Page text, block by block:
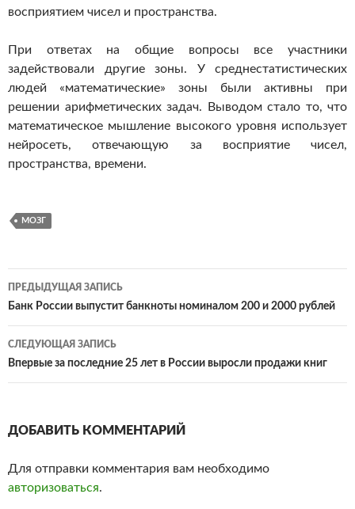
восприятием чисел и пространства.
При ответах на общие вопросы все участники
задействовали другие зоны. У среднестатистических
людей «математические» зоны были активны при
решении арифметических задач. Выводом стало то, что
математическое мышление высокого уровня использует
нейросеть, отвечающую за восприятие чисел,
пространства, времени.
МОЗГ
Навигация
по
записям
ПРЕДЫДУЩАЯ ЗАПИСЬ
Банк России выпустит банкноты номиналом 200 и 2000 рублей
СЛЕДУЮЩАЯ ЗАПИСЬ
Впервые за последние 25 лет в России выросли продажи книг
ДОБАВИТЬ КОММЕНТАРИЙ
Для отправки комментария вам необходимо
авторизоваться.